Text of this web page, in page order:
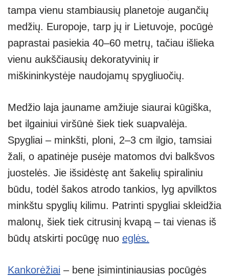
tampa vienu stambiausių planetoje augančių
medžių. Europoje, tarp jų ir Lietuvoje, pocūgė
paprastai pasiekia 40–60 metrų, tačiau išlieka
vienu aukščiausių dekoratyvinių ir
miškininkystėje naudojamų spygliuočių.
Medžio laja jauname amžiuje siaurai kūgiška,
bet ilgainiui viršūnė šiek tiek suapvalėja.
Spygliai – minkšti, ploni, 2–3 cm ilgio, tamsiai
žali, o apatinėje pusėje matomos dvi balkšvos
juostelės. Jie išsidėstę ant šakelių spiraliniu
būdu, todėl šakos atrodo tankios, lyg apvilktos
minkštu spyglių kilimu. Patrinti spygliai skleidžia
malonų, šiek tiek citrusinį kvapą – tai vienas iš
būdų atskirti pocūgę nuo eglės.
Kankorėžiai – bene įsimintiniausias pocūgės